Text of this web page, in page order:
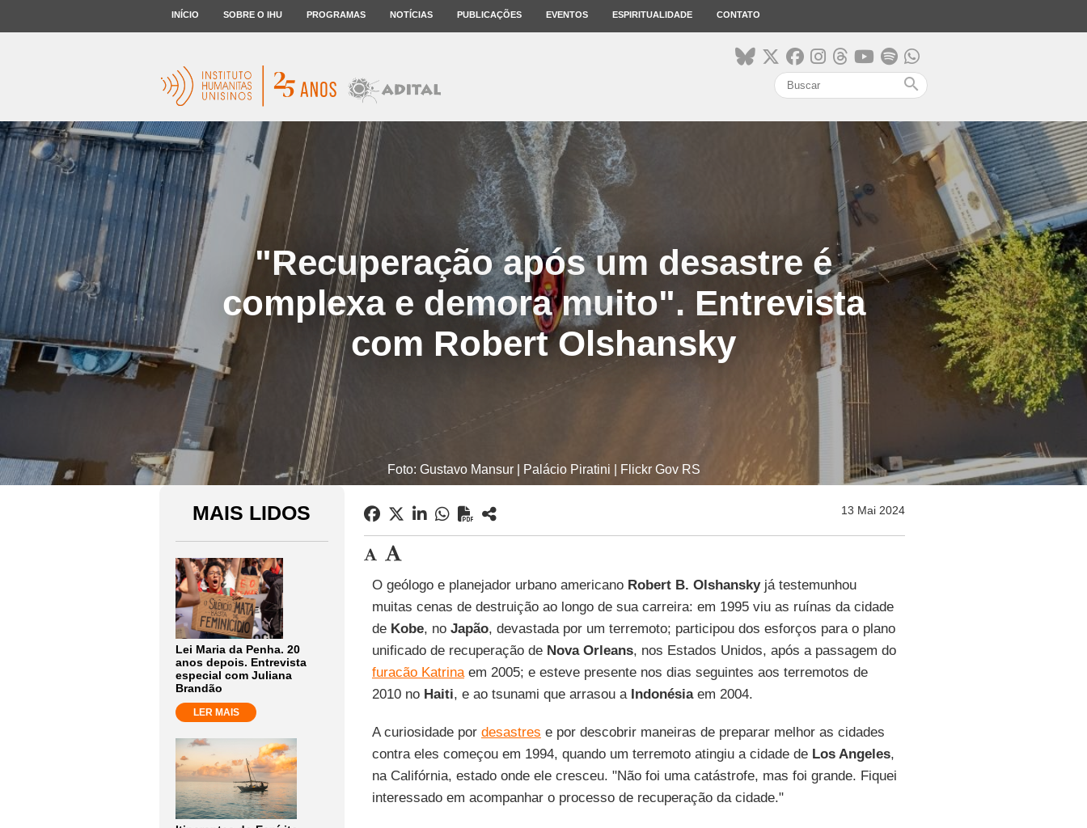
INÍCIO SOBRE O IHU PROGRAMAS NOTÍCIAS PUBLICAÇÕES EVENTOS ESPIRITUALIDADE CONTATO
search
"Recuperação após um desastre é
complexa e demora muito". Entrevista
com Robert Olshansky
Foto: Gustavo Mansur | Palácio Piratini | Flickr Gov RS
MAIS LIDOS
Lei Maria da Penha. 20
anos depois. Entrevista
especial com Juliana
Brandão
LER MAIS
13 Mai 2024
O geólogo e planejador urbano americano Robert B. Olshanskyjá testemunhou
muitas cenas de destruição ao longo de sua carreira: em 1995 viu as ruínas da cidade
de Kobe, no Japão, devastada por um terremoto; participou dos esforços para o plano
unificado de recuperação de Nova Orleans, nos Estados Unidos, após a passagem do
furacão Katrinaem 2005; e esteve presente nos dias seguintes aos terremotos de
2010 no Haiti, e ao tsunami que arrasou a Indonésiaem 2004.
A curiosidade por desastres e por descobrir maneiras de preparar melhor as cidades
contra eles começou em 1994, quando um terremoto atingiu a cidade de Los Angeles,
na Califórnia, estado onde ele cresceu. "Não foi uma catástrofe, mas foi grande. Fiquei
interessado em acompanhar o processo de recuperação da cidade."